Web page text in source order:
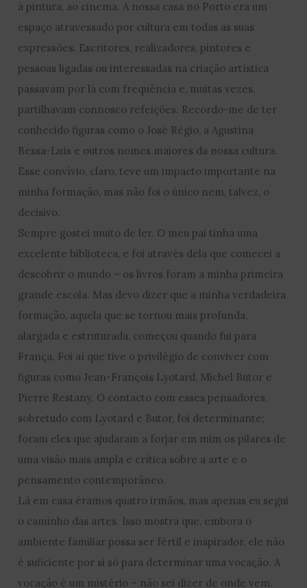
à pintura, ao cinema. A nossa casa no Porto era um
espaço atravessado por cultura em todas as suas
expressões. Escritores, realizadores, pintores e
pessoas ligadas ou interessadas na criação artística
passavam por lá com frequência e, muitas vezes,
partilhavam connosco refeições. Recordo-me de ter
conhecido figuras como o José Régio, a Agustina
Bessa-Luís e outros nomes maiores da nossa cultura.
Esse convívio, claro, teve um impacto importante na
minha formação, mas não foi o único nem, talvez, o
decisivo.
Sempre gostei muito de ler. O meu pai tinha uma
excelente biblioteca, e foi através dela que comecei a
descobrir o mundo – os livros foram a minha primeira
grande escola. Mas devo dizer que a minha verdadeira
formação, aquela que se tornou mais profunda,
alargada e estruturada, começou quando fui para
França. Foi aí que tive o privilégio de conviver com
figuras como Jean-François Lyotard, Michel Butor e
Pierre Restany. O contacto com esses pensadores,
sobretudo com Lyotard e Butor, foi determinante;
foram eles que ajudaram a forjar em mim os pilares de
uma visão mais ampla e crítica sobre a arte e o
pensamento contemporâneo.
Lá em casa éramos quatro irmãos, mas apenas eu segui
o caminho das artes. Isso mostra que, embora o
ambiente familiar possa ser fértil e inspirador, ele não
é suficiente por si só para determinar uma vocação. A
vocação é um mistério – não sei dizer de onde vem.